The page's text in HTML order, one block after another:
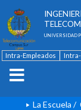
UNIVERSIDAD
Intra-Empleados
La Escuela /